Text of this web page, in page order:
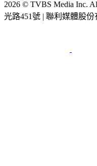
2026 © TVBS Media Inc.
光路451號 | 聯利媒體股份